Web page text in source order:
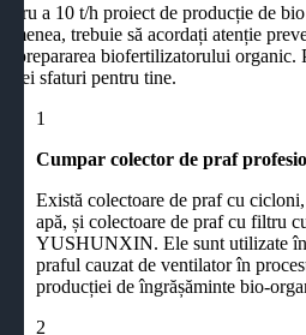
a 10 t/h proiect de producție de
trebuie să acordați atenție
prepararea biofertilizatorului organic.
trei sfaturi pentru tine.
1
Cumpar colector de praf
Există colectoare de praf cu
apă, și colectoare de praf cu filtru
YUSHUNXIN. Ele sunt utilizate
praful cauzat de ventilator în
producției de îngrășăminte bio-
2